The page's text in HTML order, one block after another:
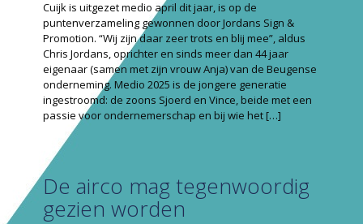
Cuijk is uitgezet medio april dit jaar, is op de
puntenverzameling gewonnen door Jordans Sign &
Promotion. “Wij zijn daar zeer trots en blij mee”, aldus
Chris Jordans, oprichter en sinds meer dan 44 jaar
eigenaar (samen met zijn vrouw Anja) van de Beugense
onderneming. Medio 2025 is de jongere generatie
ingestroomd: de zoons Sjoerd en Vince, beide met een
passie voor ondernemerschap en bij wie het[…]
De airco mag tegenwoordig
gezien worden